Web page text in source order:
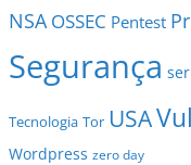
NSA OSSEC Pentest
Segurança
Tecnologia Tor USA
Wordpress zero day